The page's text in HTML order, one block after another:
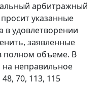
арбитражный
указанные
в удовлетворении
заявленные
полном объеме. В
на неправильное
48, 70, 113, 115